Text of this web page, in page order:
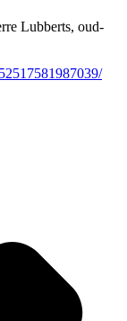
Lubberts, oud-